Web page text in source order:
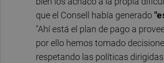
que el Consell había generado
"Ahí está el plan de pago a
por ello hemos tomado
respetando las políticas